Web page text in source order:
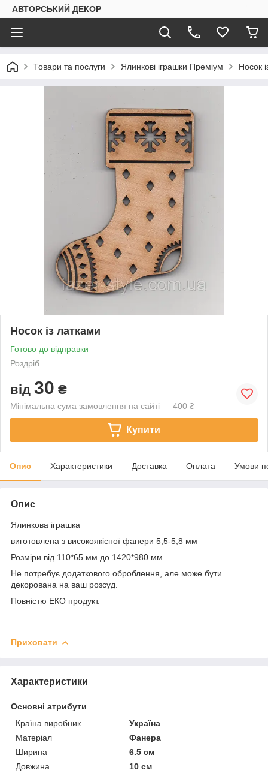
АВТОРСЬКИЙ ДЕКОР
Товари та послуги Ялинкові іграшки Преміум Носок
Носок із латками
Готово до відправки
Роздріб
від 30 ₴
Мінімальна сума замовлення на сайті — 400 ₴
Купити
Опис Характеристики Доставка Оплата Умови
Опис
Ялинкова іграшка
виготовлена з високоякісної фанери 5,5-5,8 мм
Розміри від 110*65 мм до 1420*980 мм
Не потребує додаткового оброблення, але може бути
декорована на ваш розсуд.
Повністю ЕКО продукт.
Приховати
Характеристики
Основні атрибути
Країна виробник
Україна
Матеріал
Фанера
Ширина
6.5 см
Довжина
10 см